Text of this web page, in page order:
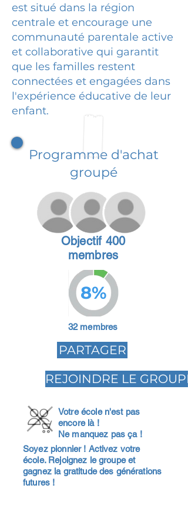
est situé dans la région
centrale et encourage une
communauté parentale active
et collaborative qui garantit
que les familles restent
connectées et engagées dans
l'expérience éducative de leur
enfant.
Programme d'achat
groupé
Objectif 400
membres
8%
32 membres
PARTAGER
REJOINDRE LE GROUPE
Votre école n'est pas
encore là !
Ne manquez pas ça !
Soyez pionnier ! Activez votre
école. Rejoignez le groupe et
gagnez la gratitude des générations
futures !